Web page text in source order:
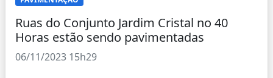
Ruas do Conjunto Jardim Cristal no 40
Horas estão sendo pavimentadas
06/11/2023 15h29